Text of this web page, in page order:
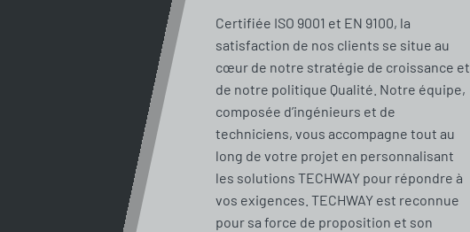
Certifiée ISO 9001 et EN 9100, la
satisfaction de nos clients se situe au
cœur de notre stratégie de croissance et
de notre politique Qualité. Notre équipe,
composée d’ingénieurs et de
techniciens, vous accompagne tout au
long de votre projet en personnalisant
les solutions TECHWAY pour répondre à
vos exigences. TECHWAY est reconnue
pour sa force de proposition et son